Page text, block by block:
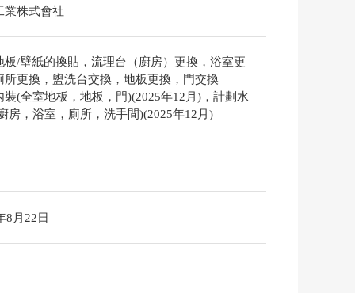
業株式會社
板/壁紙的換貼，流理台（廚房）更換，浴室更
所更換，盥洗台交換，地板更換，門交換
裝(全室地板，地板，門)(2025年12月)，計劃水
房，浴室，廁所，洗手間)(2025年12月)
8月22日